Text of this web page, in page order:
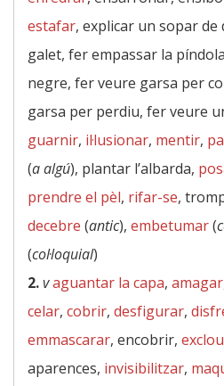
estafar, explicar un sopar
galet, fer empassar la
negre, fer veure garsa per
garsa per perdiu, fer veure
guarnir, il·lusionar, mentir,
(a algú), plantar l’albarda,
prendre el pèl, rifar-se,
decebre (antic), embetumar(
(col·loquial)
2.vaguantar la capa, amagar
celar, cobrir, desfigurar,
emmascarar, encobrir,
aparences, invisibilitzar,